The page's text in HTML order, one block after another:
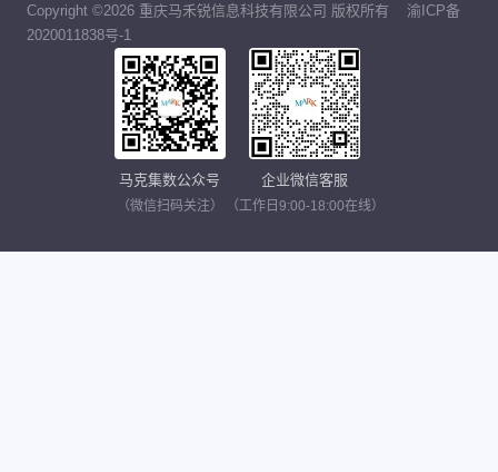
Copyright ©2026 重庆马禾锐信息科技有限公司 版权所有
渝ICP备
2020011838号-1
马克集数公众号
（微信扫码关注）
企业微信客服
（工作日9:00-18:00在线）